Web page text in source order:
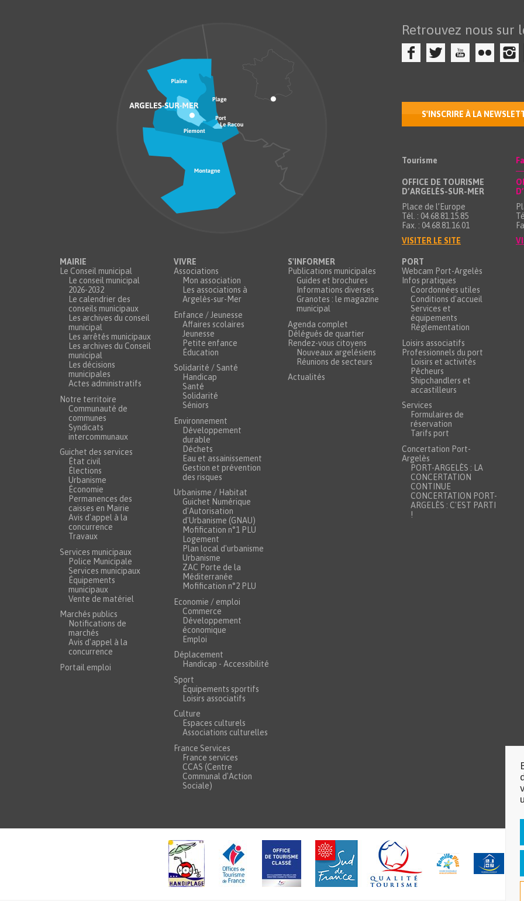
Retrouvez nous sur
S'INSCRIRE À LA
Tourisme
OFFICE DE TOURISME
D’ARGELÈS-SUR-MER
Place de l’Europe
Tél. : 04.68.81.15.85
Fax. : 04.68.81.16.01
VISITER LE SITE
MAIRIE
Le Conseil municipal
Le conseil municipal
2026-2032
Le calendrier des
conseils municipaux
Les archives du conseil
municipal
Les arrêtés municipaux
Les archives du Conseil
municipal
Les décisions
municipales
Actes administratifs
Notre territoire
Communauté de
communes
Syndicats
intercommunaux
Guichet des services
État civil
Élections
Urbanisme
Économie
Permanences des
caisses en Mairie
Avis d'appel à la
concurrence
Travaux
Services municipaux
Police Municipale
Services municipaux
Équipements
municipaux
Vente de matériel
Marchés publics
Notifications de
marchés
Avis d'appel à la
concurrence
Portail emploi
VIVRE
Associations
Mon association
Les associations à
Argelès-sur-Mer
Enfance / Jeunesse
Affaires scolaires
Jeunesse
Petite enfance
Éducation
Solidarité / Santé
Handicap
Santé
Solidarité
Séniors
Environnement
Développement
durable
Déchets
Eau et assainissement
Gestion et prévention
des risques
Urbanisme / Habitat
Guichet Numérique
d'Autorisation
d'Urbanisme (GNAU)
Mofification n°1 PLU
Logement
Plan local d'urbanisme
Urbanisme
ZAC Porte de la
Méditerranée
Mofification n°2 PLU
Economie / emploi
Commerce
Développement
économique
Emploi
Déplacement
Handicap - Accessibilité
Sport
Équipements sportifs
Loisirs associatifs
Culture
Espaces culturels
Associations culturelles
France Services
France services
CCAS (Centre
Communal d'Action
Sociale)
S'INFORMER
Publications municipales
Guides et brochures
Informations diverses
Granotes : le magazine
municipal
Agenda complet
Délégués de quartier
Rendez-vous citoyens
Nouveaux argelésiens
Réunions de secteurs
Actualités
PORT
Webcam Port-Argelès
Infos pratiques
Coordonnées utiles
Conditions d'accueil
Services et
équipements
Réglementation
Loisirs associatifs
Professionnels du port
Loisirs et activités
Pêcheurs
Shipchandlers et
accastilleurs
Services
Formulaires de
réservation
Tarifs port
Concertation Port-
Argelès
PORT-ARGELÈS : LA
CONCERTATION
CONTINUE
CONCERTATION PORT-
ARGELÈS : C'EST PARTI
!